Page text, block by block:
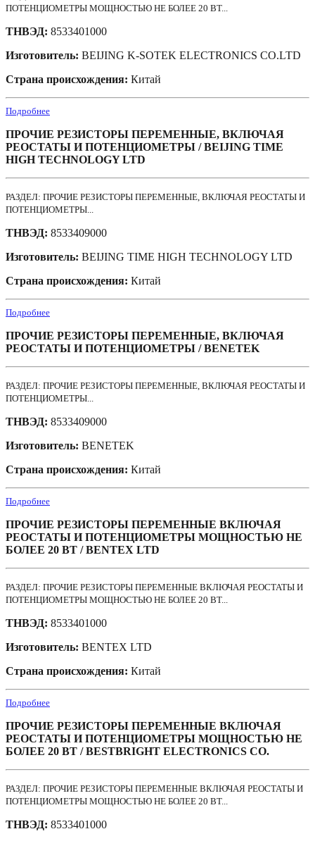
ПОТЕНЦИОМЕТРЫ МОЩНОСТЬЮ НЕ БОЛЕЕ 20 ВТ...
ТНВЭД: 8533401000
Изготовитель: BEIJING K-SOTEK ELECTRONICS CO.LTD
Страна происхождения: Китай
Подробнее
ПРОЧИЕ РЕЗИСТОРЫ ПЕРЕМЕННЫЕ, ВКЛЮЧАЯ
РЕОСТАТЫ И ПОТЕНЦИОМЕТРЫ / BEIJING TIME
HIGH TECHNOLOGY LTD
РАЗДЕЛ: ПРОЧИЕ РЕЗИСТОРЫ ПЕРЕМЕННЫЕ, ВКЛЮЧАЯ РЕОСТАТЫ И
ПОТЕНЦИОМЕТРЫ...
ТНВЭД: 8533409000
Изготовитель: BEIJING TIME HIGH TECHNOLOGY LTD
Страна происхождения: Китай
Подробнее
ПРОЧИЕ РЕЗИСТОРЫ ПЕРЕМЕННЫЕ, ВКЛЮЧАЯ
РЕОСТАТЫ И ПОТЕНЦИОМЕТРЫ / BENETEK
РАЗДЕЛ: ПРОЧИЕ РЕЗИСТОРЫ ПЕРЕМЕННЫЕ, ВКЛЮЧАЯ РЕОСТАТЫ И
ПОТЕНЦИОМЕТРЫ...
ТНВЭД: 8533409000
Изготовитель: BENETEK
Страна происхождения: Китай
Подробнее
ПРОЧИЕ РЕЗИСТОРЫ ПЕРЕМЕННЫЕ ВКЛЮЧАЯ
РЕОСТАТЫ И ПОТЕНЦИОМЕТРЫ МОЩНОСТЬЮ НЕ
БОЛЕЕ 20 ВТ / BENTEX LTD
РАЗДЕЛ: ПРОЧИЕ РЕЗИСТОРЫ ПЕРЕМЕННЫЕ ВКЛЮЧАЯ РЕОСТАТЫ И
ПОТЕНЦИОМЕТРЫ МОЩНОСТЬЮ НЕ БОЛЕЕ 20 ВТ...
ТНВЭД: 8533401000
Изготовитель: BENTEX LTD
Страна происхождения: Китай
Подробнее
ПРОЧИЕ РЕЗИСТОРЫ ПЕРЕМЕННЫЕ ВКЛЮЧАЯ
РЕОСТАТЫ И ПОТЕНЦИОМЕТРЫ МОЩНОСТЬЮ НЕ
БОЛЕЕ 20 ВТ / BESTBRIGHT ELECTRONICS CO.
РАЗДЕЛ: ПРОЧИЕ РЕЗИСТОРЫ ПЕРЕМЕННЫЕ ВКЛЮЧАЯ РЕОСТАТЫ И
ПОТЕНЦИОМЕТРЫ МОЩНОСТЬЮ НЕ БОЛЕЕ 20 ВТ...
ТНВЭД: 8533401000